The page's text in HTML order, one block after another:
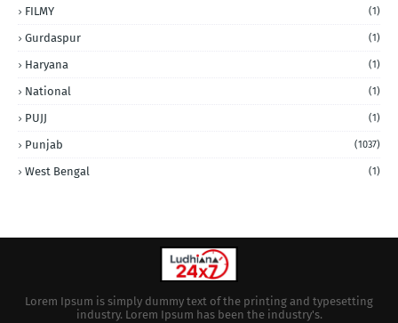
FILMY (1)
Gurdaspur (1)
Haryana (1)
National (1)
PUJJ (1)
Punjab (1037)
West Bengal (1)
Lorem Ipsum is simply dummy text of the printing and typesetting
industry. Lorem Ipsum has been the industry's.